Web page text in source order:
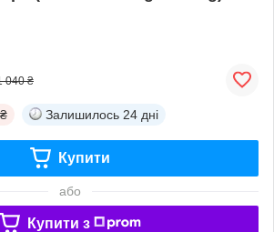
040 ₴
Залишилось 24 дні
Купити
або
Купити з